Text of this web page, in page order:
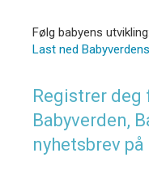
Følg babyens utvikling:
Last ned
Registrer
Babyverden,
nyhetsbrev på